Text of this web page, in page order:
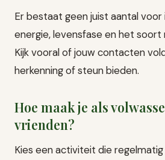
Er bestaat geen juist aantal
energie, levensfase en het soort
Kijk vooral of jouw contacten
herkenning of steun bieden.
Hoe maak je als
vrienden?
Kies een activiteit die